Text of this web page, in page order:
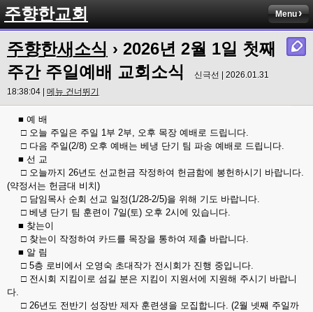
주향한교회 Menu
주향한새소식 › 2026년 2월 1일 첫째
주간 주일예배 교회소식
신극선 | 2026.01.31
18:38:04 | 메뉴 건너뛰기
■ 예 배
□ 오늘 주일은 주일 1부 2부, 오후 목장 예배로 드립니다.
□ 다음 주일(2/8) 오후 예배는 베냉 단기 팀 파송 예배로 드립니다.
■ 선 교
□ 오늘까지 26년도 선교헌금 작정하여 헌금함에 봉헌하시기 바랍니다.
(약정서는 헌금대 비치)
□ 담임목사 순회 선교 일정(1/28-2/5)을 위해 기도 바랍니다.
□ 베냉 단기 팀 훈련이 7일(토) 오후 2시에 있습니다.
■ 찾는이
□ 찾는이 작정하여 카드를 목장을 통하여 제출 바랍니다.
■ 알 림
□ 5층 로비에서 오영숙 초대작가 전시회가 진행 중입니다.
□ 전시회 지킴이로 섬길 분은 지킴이 지원서에 지원해 주시기 바랍니
다.
□ 26년도 전반기 성장반 제자 훈련생을 모집합니다. (2월 넷째 주일까